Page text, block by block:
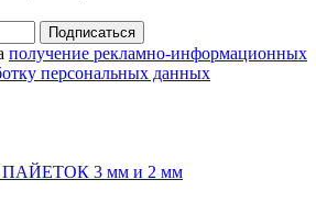
получение рекламно-информационных
персональных данных
3 мм и 2 мм